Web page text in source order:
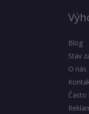
Blog
Stav
O nás
Často